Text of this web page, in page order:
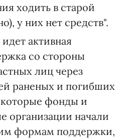
ходить в старой
у них нет средств".
активная
со стороны
лиц через
раненых и погибших
фонды и
организации начали
формам поддержки,